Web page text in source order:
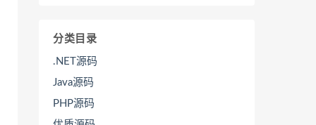
分类目录
.NET源码
Java源码
PHP源码